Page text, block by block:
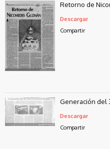
Retorno de
Descargar
Compartir
Generación del
Descargar
Compartir